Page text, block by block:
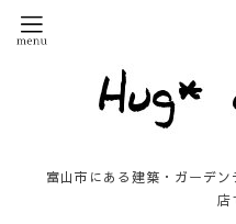
富山市にある建築・ガーデ
店